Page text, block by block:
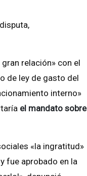
relación» con el
de ley de gasto del
interno»
el mandato sobre
«la ingratitud»
fue aprobado en la